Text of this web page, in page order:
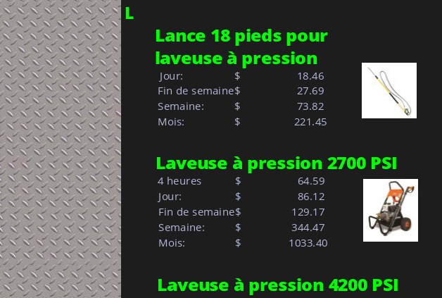
L
Lance 18 pieds pour
laveuse à pression
Jour: $
   18.46
Fin de semaine$
   27.69
Semaine:
$
   73.82
Mois:
$
           221.45
Laveuse à pression 2700 PSI
4 heures $
   64.59
Jour:
$
   86.12
Fin de semaine$
129.17
Semaine:
$
344.47
Mois:
$
         1033.40
Laveuse à pression 4200 PSI